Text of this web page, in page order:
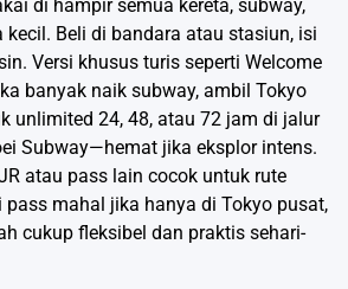
di hampir semua kereta, subway,
kecil. Beli di bandara atau stasiun, isi
Versi khusus turis seperti Welcome
banyak naik subway, ambil Tokyo
unlimited 24, 48, atau 72 jam di jalur
Subway—hemat jika eksplor intens.
atau pass lain cocok untuk rute
pass mahal jika hanya di Tokyo pusat,
cukup fleksibel dan praktis sehari-